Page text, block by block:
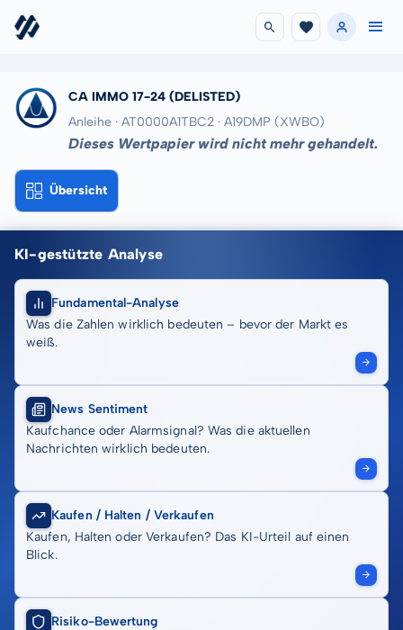
CA IMMO 17-24 (DELISTED)
Anleihe · AT0000A1TBC2 · A19DMP (XWBO)
Dieses Wertpapier wird nicht mehr gehandelt.
Übersicht
KI-gestützte Analyse
Fundamental-Analyse
Was die Zahlen wirklich bedeuten – bevor der Markt es
weiß.
News Sentiment
Kaufchance oder Alarmsignal? Was die aktuellen
Nachrichten wirklich bedeuten.
Kaufen / Halten / Verkaufen
Kaufen, Halten oder Verkaufen? Das KI-Urteil auf einen
Blick.
Risiko-Bewertung